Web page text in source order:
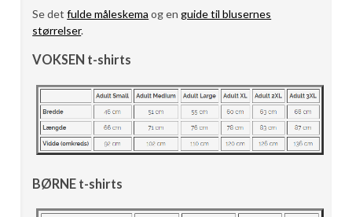
Se detfulde måleskema og enguide til blusernes
størrelser.
VOKSEN t-shirts
BØRNE t-shirts